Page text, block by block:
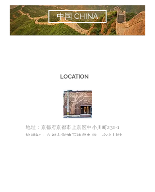
中国 CHINA
LOCATION
地址：京都府京都市上京区中小川町232-1
地鐵站：京都市営地下鉄烏丸線 今出川站